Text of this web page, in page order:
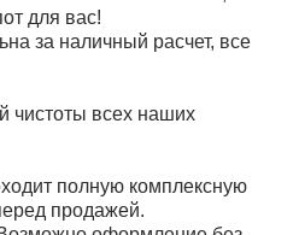
для вас!
за наличный расчет, все
чистоты всех наших
полную комплексную
продажей.